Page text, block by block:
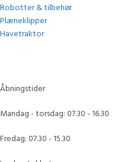
Robotter & tilbehør
Plæneklipper
Havetraktor
Åbningstider
Mandag - torsdag: 07.30 - 16.30
Fredag: 07.30 - 15.30